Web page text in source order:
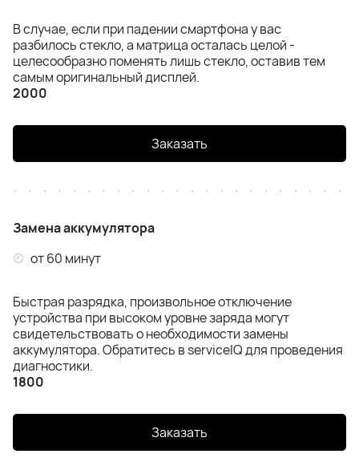
iPhone 14 Plus
iPhone 14
iphone 13 Pro Max
iPhone 13 Pro
iPhone 12 Pro
iPhone 12
iPhone 11 Pro Max
В случае, если при падении смартфона у вас
разбилось стекло, а матрица осталась целой -
целесообразно поменять лишь стекло, оставив тем
самым оригинальный дисплей.
2000
Заказать
Замена аккумулятора
от 60 минут
Быстрая разрядка, произвольное отключение
устройства при высоком уровне заряда могут
свидетельствовать о необходимости замены
аккумулятора. Обратитесь в serviceIQ для проведения
диагностики.
1800
Заказать